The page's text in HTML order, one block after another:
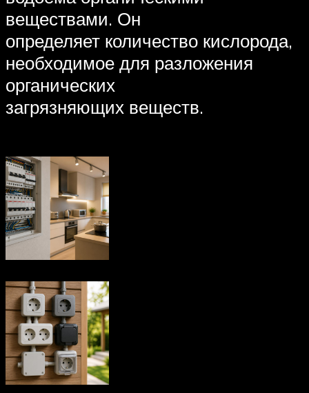
веществами. Он
определяет количество кислорода,
необходимое для разложения
органических
загрязняющих веществ.